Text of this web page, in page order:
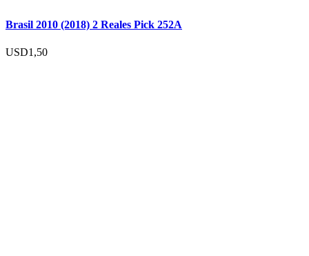
Brasil 2010 (2018) 2 Reales Pick 252A
USD1,50